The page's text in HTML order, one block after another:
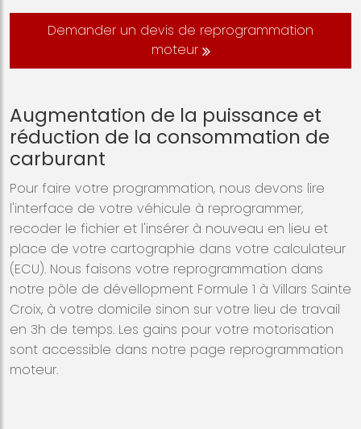
Demander un devis de reprogrammation
moteur
Augmentation de la puissance et
réduction de la consommation de
carburant
Pour faire votre programmation, nous devons lire
l'interface de votre véhicule à reprogrammer,
recoder le fichier et l'insérer à nouveau en lieu et
place de votre cartographie dans votre calculateur
(ECU). Nous faisons votre reprogrammation dans
notre pôle de dévellopment Formule 1 à Villars Sainte
Croix, à votre domicile sinon sur votre lieu de travail
en 3h de temps. Les gains pour votre motorisation
sont accessible dans notre page reprogrammation
moteur.